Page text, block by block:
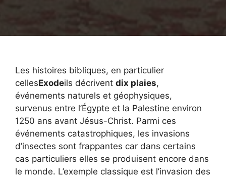
Les histoires bibliques, en particulier
cellesExodeils décrivent dix plaies,
événements naturels et géophysiques,
survenus entre l’Égypte et la Palestine environ
1250 ans avant Jésus-Christ. Parmi ces
événements catastrophiques, les invasions
d’insectes sont frappantes car dans certains
cas particuliers elles se produisent encore dans
le monde. L’exemple classique est l’invasion des